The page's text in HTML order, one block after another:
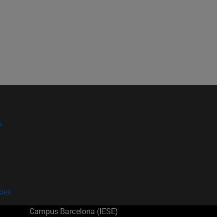
Campus Barcelona (IESE)